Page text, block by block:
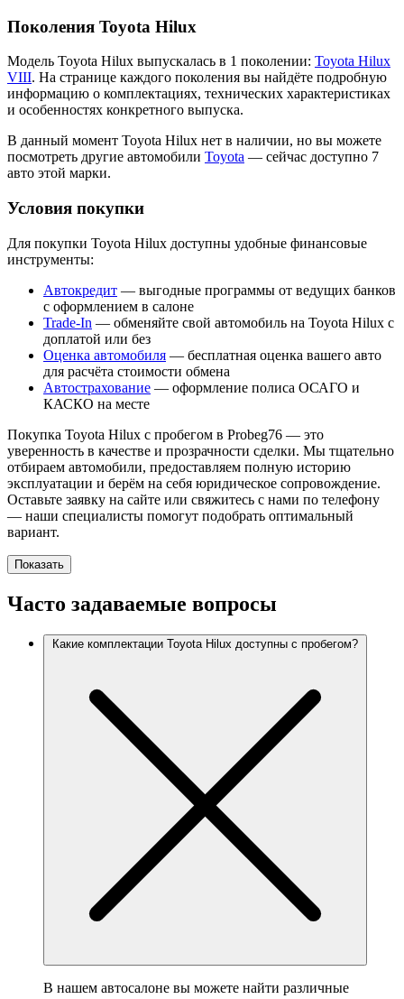
Поколения Toyota Hilux
Модель Toyota Hilux выпускалась в 1 поколении: Toyota Hilux
VIII. На странице каждого поколения вы найдёте подробную
информацию о комплектациях, технических характеристиках
и особенностях конкретного выпуска.
В данный момент Toyota Hilux нет в наличии, но вы можете
посмотреть другие автомобили Toyota — сейчас доступно 7
авто этой марки.
Условия покупки
Для покупки Toyota Hilux доступны удобные финансовые
инструменты:
Автокредит — выгодные программы от ведущих банков
с оформлением в салоне
Trade-In — обменяйте свой автомобиль на Toyota Hilux с
доплатой или без
Оценка автомобиля — бесплатная оценка вашего авто
для расчёта стоимости обмена
Автострахование — оформление полиса ОСАГО и
КАСКО на месте
Покупка Toyota Hilux с пробегом в Probeg76 — это
уверенность в качестве и прозрачности сделки. Мы тщательно
отбираем автомобили, предоставляем полную историю
эксплуатации и берём на себя юридическое сопровождение.
Оставьте заявку на сайте или свяжитесь с нами по телефону
— наши специалисты помогут подобрать оптимальный
вариант.
Показать
Часто задаваемые вопросы
Какие комплектации Toyota Hilux доступны с пробегом?
В нашем автосалоне вы можете найти различные